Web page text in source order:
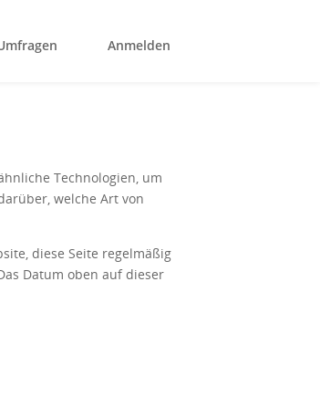
Anmelden
Technologien, um
welche Art von
diese Seite regelmäßig
Datum oben auf dieser